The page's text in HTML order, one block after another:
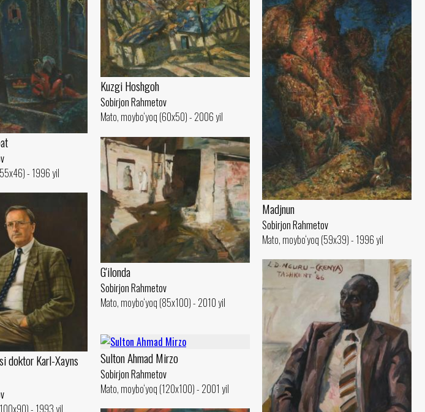
Kuzgi Hoshgoh
Sobirjon Rahmetov
Mato, moybo‘yoq (60x50) - 2006 yil
- 1996 yil
Madjnun
Sobirjon Rahmetov
Mato, moybo‘yoq (59x39) - 1996 yil
G'ilonda
Sobirjon Rahmetov
Mato, moybo‘yoq (85x100) - 2010 yil
doktor Karl-Xayns
- 1993 yil
Sulton Ahmad Mirzo
Sobirjon Rahmetov
Mato, moybo‘yoq (120x100) - 2001 yil